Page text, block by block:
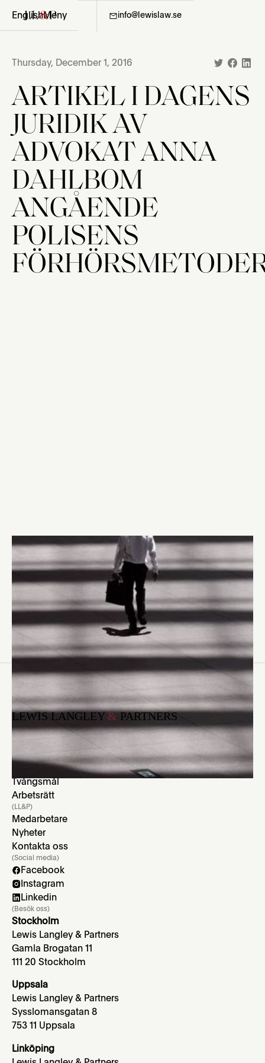
EnglishMeny
08-411 36 06 info@lewislaw.se
Thursday, December 1, 2016
ARTIKEL I DAGENS
JURIDIK AV
ADVOKAT ANNA
DAHLBOM
ANGÅENDE
POLISENS
Polisens förhörsmetoder måste granskas av försvarare
anser advokat Anna Dahlbom i artikeln i Dagens Juridik.
Läs artikelnhär.
LEWIS LANGLEY&PARTNERS
(Rättsområden)
Migration
Familjerätt
Tvångsmål
Arbetsrätt
(LL&P)
Medarbetare
Nyheter
Kontakta oss
(Social media)
Facebook
Instagram
Linkedin
(Besök oss)
Stockholm
Lewis Langley & Partners
Gamla Brogatan 11
111 20 Stockholm
Uppsala
Lewis Langley & Partners
Sysslomansgatan 8
753 11 Uppsala
Linköping